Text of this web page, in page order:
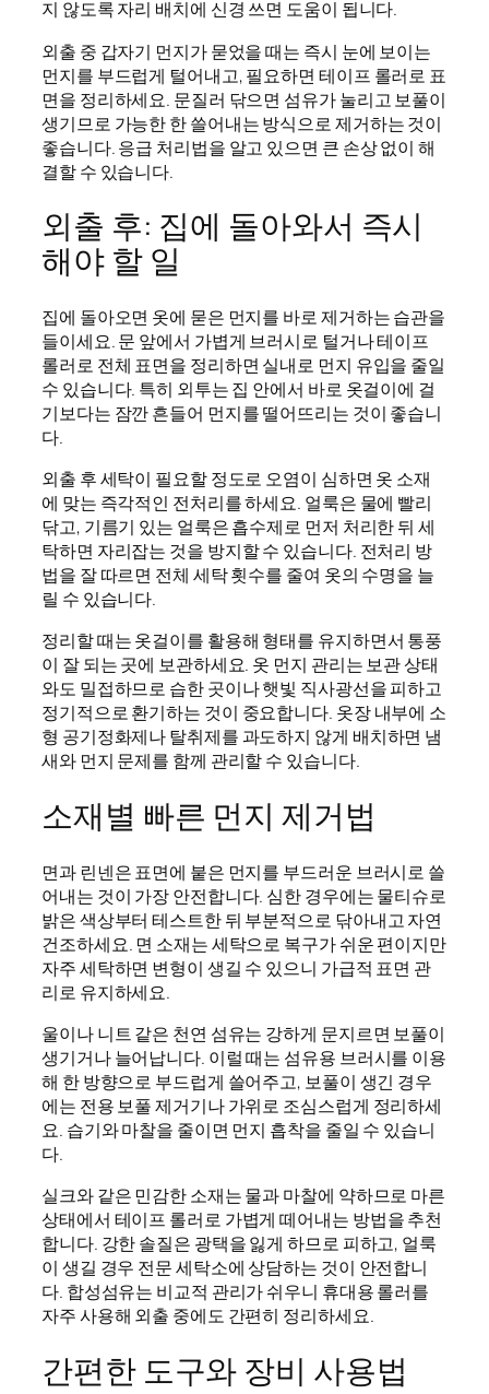
지 않도록 자리 배치에 신경 쓰면 도움이 됩니다.
외출 중 갑자기 먼지가 묻었을 때는 즉시 눈에 보이는
먼지를 부드럽게 털어내고, 필요하면 테이프 롤러로 표
면을 정리하세요. 문질러 닦으면 섬유가 눌리고 보풀이
생기므로 가능한 한 쓸어내는 방식으로 제거하는 것이
좋습니다. 응급 처리법을 알고 있으면 큰 손상 없이 해
결할 수 있습니다.
외출 후: 집에 돌아와서 즉시
해야 할 일
집에 돌아오면 옷에 묻은 먼지를 바로 제거하는 습관을
들이세요. 문 앞에서 가볍게 브러시로 털거나 테이프
롤러로 전체 표면을 정리하면 실내로 먼지 유입을 줄일
수 있습니다. 특히 외투는 집 안에서 바로 옷걸이에 걸
기보다는 잠깐 흔들어 먼지를 떨어뜨리는 것이 좋습니
다.
외출 후 세탁이 필요할 정도로 오염이 심하면 옷 소재
에 맞는 즉각적인 전처리를 하세요. 얼룩은 물에 빨리
닦고, 기름기 있는 얼룩은 흡수제로 먼저 처리한 뒤 세
탁하면 자리잡는 것을 방지할 수 있습니다. 전처리 방
법을 잘 따르면 전체 세탁 횟수를 줄여 옷의 수명을 늘
릴 수 있습니다.
정리할 때는 옷걸이를 활용해 형태를 유지하면서 통풍
이 잘 되는 곳에 보관하세요. 옷 먼지 관리는 보관 상태
와도 밀접하므로 습한 곳이나 햇빛 직사광선을 피하고
정기적으로 환기하는 것이 중요합니다. 옷장 내부에 소
형 공기정화제나 탈취제를 과도하지 않게 배치하면 냄
새와 먼지 문제를 함께 관리할 수 있습니다.
소재별 빠른 먼지 제거법
면과 린넨은 표면에 붙은 먼지를 부드러운 브러시로 쓸
어내는 것이 가장 안전합니다. 심한 경우에는 물티슈로
밝은 색상부터 테스트한 뒤 부분적으로 닦아내고 자연
건조하세요. 면 소재는 세탁으로 복구가 쉬운 편이지만
자주 세탁하면 변형이 생길 수 있으니 가급적 표면 관
리로 유지하세요.
울이나 니트 같은 천연 섬유는 강하게 문지르면 보풀이
생기거나 늘어납니다. 이럴 때는 섬유용 브러시를 이용
해 한 방향으로 부드럽게 쓸어주고, 보풀이 생긴 경우
에는 전용 보풀 제거기나 가위로 조심스럽게 정리하세
요. 습기와 마찰을 줄이면 먼지 흡착을 줄일 수 있습니
다.
실크와 같은 민감한 소재는 물과 마찰에 약하므로 마른
상태에서 테이프 롤러로 가볍게 떼어내는 방법을 추천
합니다. 강한 솔질은 광택을 잃게 하므로 피하고, 얼룩
이 생길 경우 전문 세탁소에 상담하는 것이 안전합니
다. 합성섬유는 비교적 관리가 쉬우니 휴대용 롤러를
자주 사용해 외출 중에도 간편히 정리하세요.
간편한 도구와 장비 사용법